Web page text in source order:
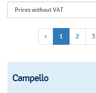
‹ 1 2 3
Campello